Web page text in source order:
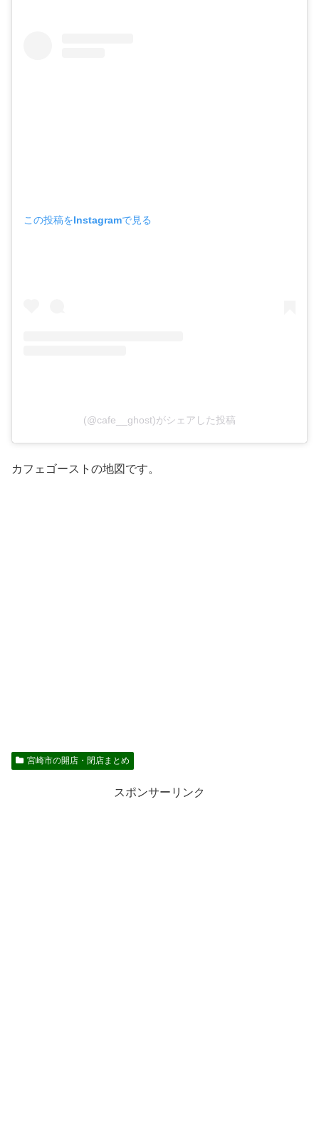
この投稿をInstagramで見る
(@cafe__ghost)がシェアした投稿
カフェゴーストの地図です。
宮崎市の開店・閉店まとめ
スポンサーリンク